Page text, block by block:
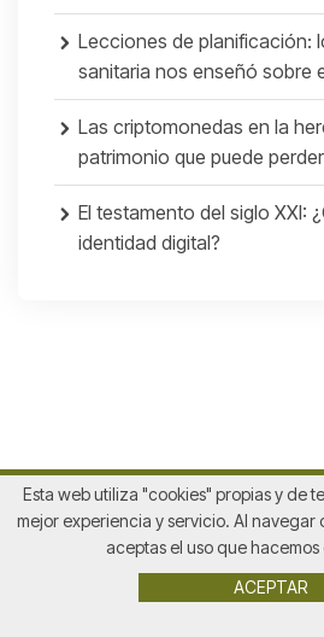
Lecciones de planificación:
sanitaria nos enseñó sobre
Las criptomonedas en la
patrimonio que puede
El testamento del siglo XXI:
identidad digital?
Política de privacidad
Esta web utiliza "cookies" propias y de
mejor experiencia y servicio. Al navegar
aceptas el uso que hacemos